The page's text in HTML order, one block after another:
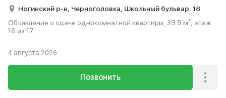
Ногинский р-н, Черноголовка, Школьный бульвар, 18
Объявление о сдаче однокомнатной квартиры, 39.5 м², этаж
16 из 17.
Позвонить
4 августа 2026